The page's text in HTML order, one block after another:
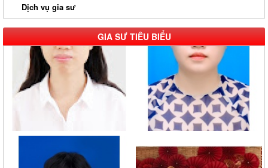
Dịch vụ gia sư
GIA SƯ TIÊU BIỂU